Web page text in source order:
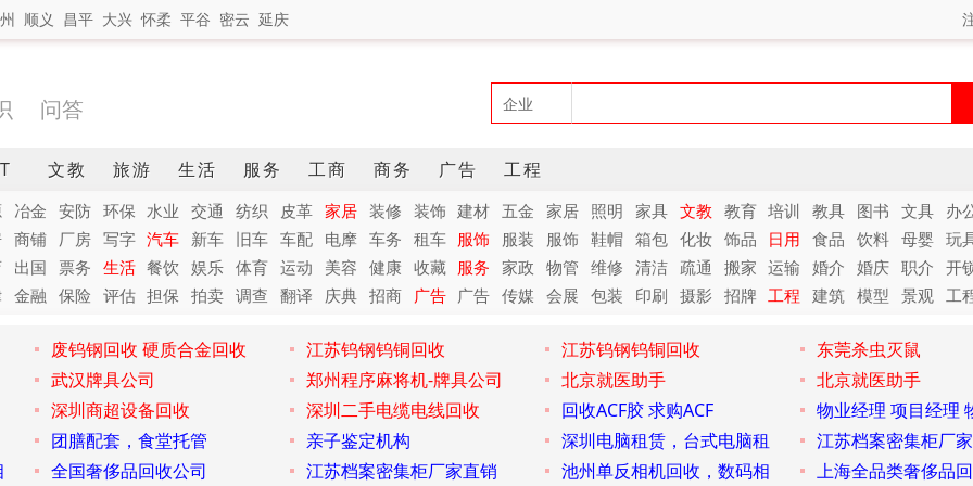
顺义 昌平 大兴 怀柔 平谷 密云 延庆
问答
文教 旅游 生活 服务 工商 商务 广告 工程
冶金 安防 环保 水业 交通 纺织 皮革 家居 装修 装饰 建材 五金 家居 照明 家具 文教 教育 培训 教具 图书 文具 办
商铺 厂房 写字 汽车 新车 旧车 车配 电摩 车务 租车 服饰 服装 服饰 鞋帽 箱包 化妆 饰品 日用 食品 饮料 母婴 玩
出国 票务 生活 餐饮 娱乐 体育 运动 美容 健康 收藏 服务 家政 物管 维修 清洁 疏通 搬家 运输 婚介 婚庆 职介 开
金融 保险 评估 担保 拍卖 调查 翻译 庆典 招商 广告 广告 传媒 会展 包装 印刷 摄影 招牌 工程 建筑 模型 景观 工
废钨钢回收 硬质合金回收 江苏钨钢钨铜回收 江苏钨钢钨铜回收
东莞杀虫灭鼠
武汉牌具公司
郑州程序麻将机-牌具公司 北京就医助手
北京就医助手
深圳商超设备回收
深圳二手电缆电线回收 回收ACF胶 求购ACF
物业经理 项目经理
团膳配套，食堂托管
亲子鉴定机构 深圳电脑租赁，台式电脑租
江苏档案密集柜厂
全国奢侈品回收公司 江苏档案密集柜厂家直销 池州单反相机回收，数码相 上海全品类奢侈品